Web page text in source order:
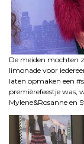
De meiden mochten
limonade voor
laten opmaken een
premièrefeestje was,
Mylene&Rosanne en